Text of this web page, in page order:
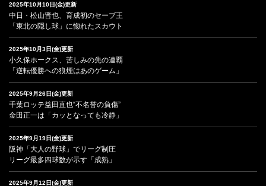
2025年10月10日(金)更新
中日・松山晋也、育成初のセーブ王
「東北の隠し球」に惚れたスカウト
2025年10月3日(金)更新
小久保ホークス、苦しみの先の連覇
「逆転優勝への狼煙はあのゲーム」
2025年9月26日(金)更新
千葉ロッテ益田直也“不名誉の負傷”
金田正一は「カッとなっても冷静」
2025年9月19日(金)更新
阪神「大人の野球」でリーグ制圧
リーグ最多四球数が示す「成熟」
2025年9月12日(金)更新